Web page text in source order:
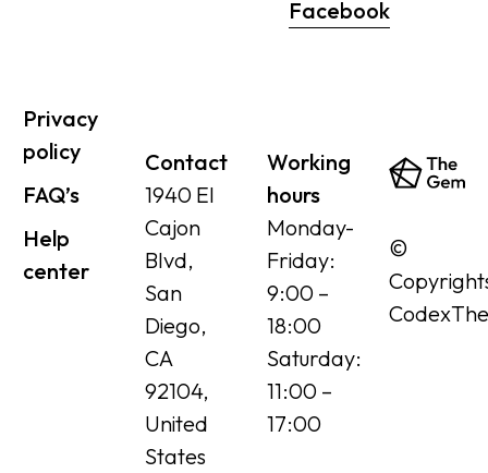
Facebook
Privacy
policy
FAQ’s
Help
center
Contact
1940 El
Cajon
Blvd,
San
Diego,
CA
92104,
United
States
©
Working
hours
Monday-
Friday:
9:00 –
18:00
Saturday:
11:00 –
17:00